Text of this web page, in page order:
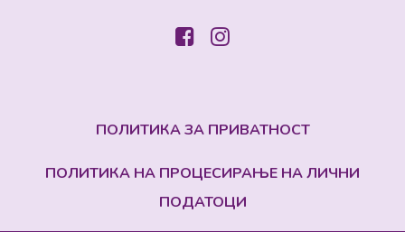
ПОЛИТИКА ЗА ПРИВАТНОСТ
ПОЛИТИКА НА ПРОЦЕСИРАЊЕ НА ЛИЧНИ
ПОДАТОЦИ